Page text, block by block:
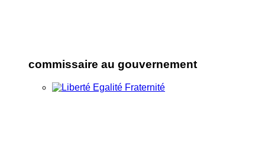
commissaire au gouvernement